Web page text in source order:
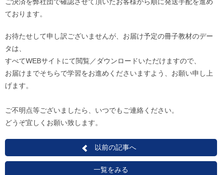
ご決済を弊社団で確認させて頂いたお客様から順に発送手配を進め
ております。
お待たせして申し訳ございませんが、 お届け予定の冊子教材のデー
タは、
すべてWEBサイトにて閲覧／ダウンロードいただけますので、
お届けまでそちらで学習をお進めくださいますよう、 お願い申し上
げます。
ご不明点等ございましたら、いつでもご連絡ください。
どうぞ宜しくお願い致します。
以前の記事へ
一覧をみる